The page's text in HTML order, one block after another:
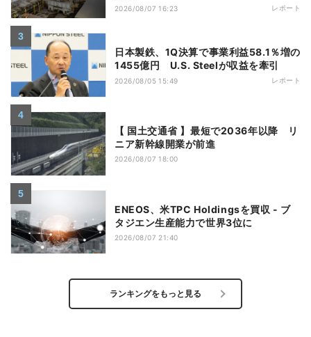
2026/08/07 16:23 レポート
日本製鉄、1Q決算で事業利益58.1％増の
1455億円 U.S. Steelが収益を牽引
2026/08/05 15:49 レポート
【 国土交通省 】最短で2036年以降 リ
ニア新幹線開業が前進
2026/08/07 18:00
ENEOS、米TPC Holdingsを買収 - ブ
タジエン生産能力で世界3位に
2026/08/07 21:40
ランキングをもっと見る